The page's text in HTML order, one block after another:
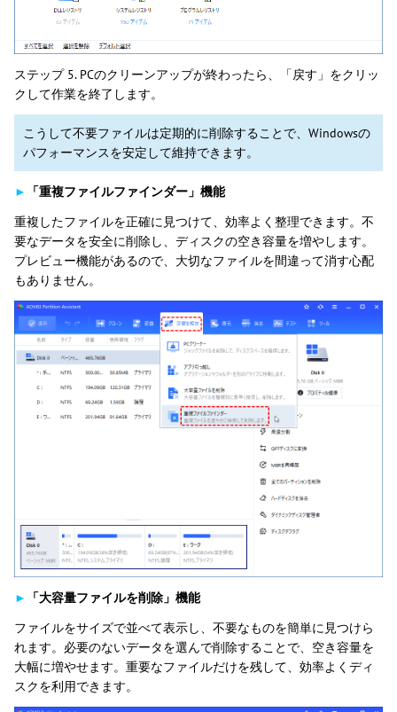
ステップ 5. PCのクリーンアップが終わったら、「戻す」をクリッ
クして作業を終了します。
こうして不要ファイルは定期的に削除することで、Windowsの
パフォーマンスを安定して維持できます。
►
「重複ファイルファインダー」機能
重複したファイルを正確に見つけて、効率よく整理できます。不
要なデータを安全に削除し、ディスクの空き容量を増やします。
プレビュー機能があるので、大切なファイルを間違って消す心配
もありません。
►
「大容量ファイルを削除」機能
ファイルをサイズで並べて表示し、不要なものを簡単に見つけら
れます。必要のないデータを選んで削除することで、空き容量を
大幅に増やせます。重要なファイルだけを残して、効率よくディ
スクを利用できます。